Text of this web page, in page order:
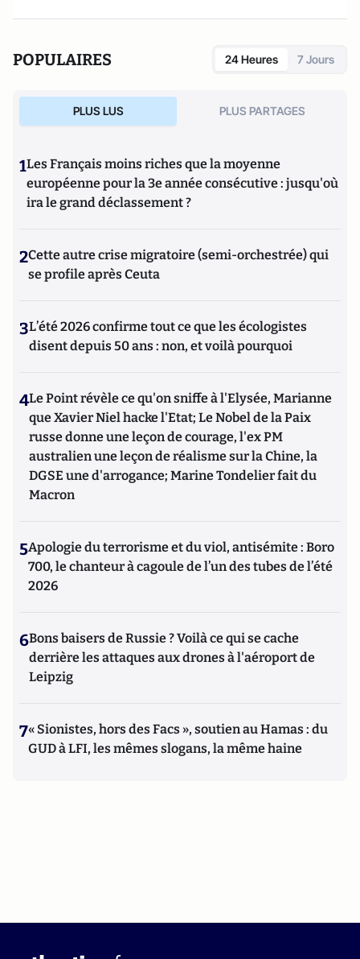
POPULAIRES 24 Heures 7 Jours
PLUS LUS PLUS PARTAGES
1Les Français moins riches que la moyenne
européenne pour la 3e année consécutive : jusqu'où
ira le grand déclassement ?
2Cette autre crise migratoire (semi-orchestrée) qui
se profile après Ceuta
3L’été 2026 confirme tout ce que les écologistes
disent depuis 50 ans : non, et voilà pourquoi
4Le Point révèle ce qu'on sniffe à l'Elysée, Marianne
que Xavier Niel hacke l'Etat; Le Nobel de la Paix
russe donne une leçon de courage, l'ex PM
australien une leçon de réalisme sur la Chine, la
DGSE une d'arrogance; Marine Tondelier fait du
Macron
5Apologie du terrorisme et du viol, antisémite : Boro
700, le chanteur à cagoule de l’un des tubes de l’été
2026
6Bons baisers de Russie ? Voilà ce qui se cache
derrière les attaques aux drones à l'aéroport de
Leipzig
7« Sionistes, hors des Facs », soutien au Hamas : du
GUD à LFI, les mêmes slogans, la même haine